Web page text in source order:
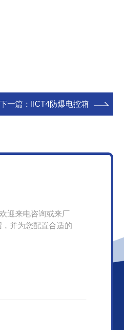
下一篇： IICT4防爆电控箱
迎来电咨询或来厂
并为您配置合适的